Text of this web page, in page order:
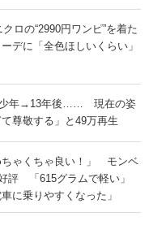
ロの“2990円ワンピ”を着た
に「全色ほしいくらい」
少年→13年後…… 現在の姿
尊敬する」と49万再生
ちゃくちゃ良い！」 モンベ
評 「615グラムで軽い」
に乗りやすくなった」